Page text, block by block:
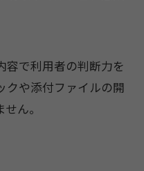
容で利用者の判断力を
クや添付ファイルの開
ん。